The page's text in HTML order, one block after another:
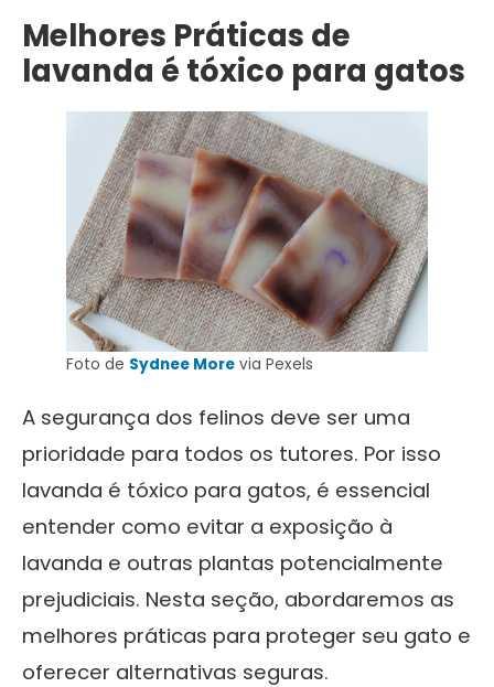
Melhores Práticas de
lavanda é tóxico para gatos
Foto de Sydnee More via Pexels
A segurança dos felinos deve ser uma
prioridade para todos os tutores. Por isso
lavanda é tóxico para gatos, é essencial
entender como evitar a exposição à
lavanda e outras plantas potencialmente
prejudiciais. Nesta seção, abordaremos as
melhores práticas para proteger seu gato e
oferecer alternativas seguras.